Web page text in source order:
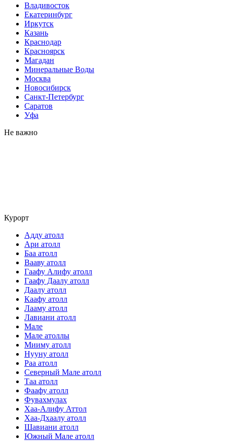
Владивосток
Екатеринбург
Иркутск
Казань
Краснодар
Красноярск
Магадан
Минеральные Воды
Москва
Новосибирск
Санкт-Петербург
Саратов
Уфа
Не важно
Курорт
Адду атолл
Ари атолл
Баа атолл
Вааву атолл
Гаафу Алифу атолл
Гаафу Даалу атолл
Даалу атолл
Каафу атолл
Лааму атолл
Лавиани атолл
Мале
Мале атоллы
Мииму атолл
Нууну атолл
Раа атолл
Северный Мале атолл
Таа атолл
Фаафу атолл
Фувахмулах
Хаа-Алифу Аттол
Хаа-Дхаалу атолл
Шавиани атолл
Южный Мале атолл